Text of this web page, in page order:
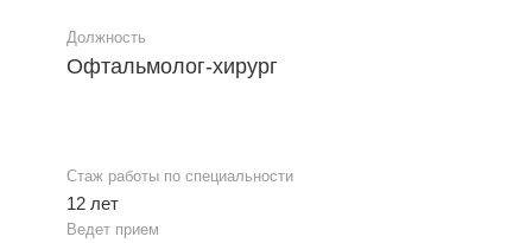
Должность
Офтальмолог-хирург
Стаж работы по специальности
12 лет
Ведет прием